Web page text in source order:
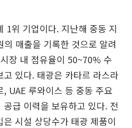
1위 기업이다. 지난해 중동 지
매출을 기록한 것으로 알려
장 내 점유율이 50~70% 수
고 있다. 태광은 카타르 라스라
, UAE 루와이스 등 중동 주요
급 이력을 보유하고 있다. 전
시설 상당수가 태광 제품이